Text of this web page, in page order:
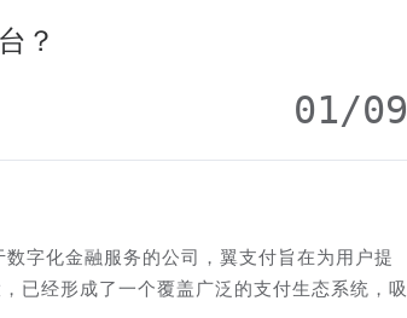
？
01/09
字化金融服务的公司，翼支付旨在为用户提
已经形成了一个覆盖广泛的支付生态系统，吸